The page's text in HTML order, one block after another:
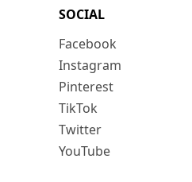
SOCIAL
Facebook
Instagram
Pinterest
TikTok
Twitter
YouTube